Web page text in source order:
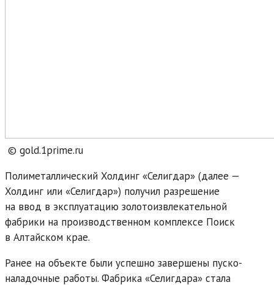
© gold.1prime.ru
Полиметаллический Холдинг «Селигдар» (далее —
Холдинг или «Селигдар») получил разрешение
на ввод в эксплуатацию золотоизвлекательной
фабрики на производственном комплексе Поиск
в Алтайском крае.
Ранее на объекте были успешно завершены пуско-
наладочные работы. Фабрика «Селигдара» стала